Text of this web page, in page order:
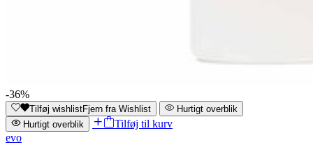
-36%
Tilføj wishlistFjern fra Wishlist
Hurtigt overblik
Hurtigt overblik
Tilføj til kurv
evo